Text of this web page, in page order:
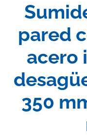
pared
acero
350